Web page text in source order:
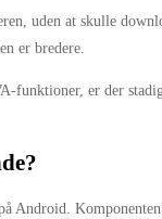
uden at skulle
er bredere.
er der
Android.